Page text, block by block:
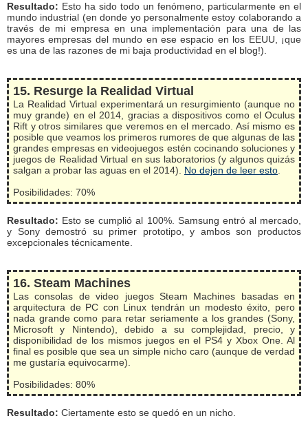
Resultado: Esto ha sido todo un fenómeno, particularmente en el
mundo industrial (en donde yo personalmente estoy colaborando a
través de mi empresa en una implementación para una de las
mayores empresas del mundo en ese espacio en los EEUU, ¡que
es una de las razones de mi baja productividad en el blog!).
15. Resurge la Realidad Virtual
La Realidad Virtual experimentará un resurgimiento (aunque no
muy grande) en el 2014, gracias a dispositivos como el Oculus
Rift y otros similares que veremos en el mercado. Así mismo es
posible que veamos los primeros rumores de que algunas de las
grandes empresas en videojuegos estén cocinando soluciones y
juegos de Realidad Virtual en sus laboratorios (y algunos quizás
salgan a probar las aguas en el 2014). No dejen de leer esto
Posibilidades: 70%
Resultado: Esto se cumplió al 100%. Samsung entró al mercado,
y Sony demostró su primer prototipo, y ambos son productos
excepcionales técnicamente.
16. Steam Machines
Las consolas de video juegos Steam Machines basadas en
arquitectura de PC con Linux tendrán un modesto éxito, pero
nada grande como para retar seriamente a los grandes (Sony,
Microsoft y Nintendo), debido a su complejidad, precio, y
disponibilidad de los mismos juegos en el PS4 y Xbox One. Al
final es posible que sea un simple nicho caro (aunque de verdad
me gustaría equivocarme).
Posibilidades: 80%
Resultado: Ciertamente esto se quedó en un nicho.